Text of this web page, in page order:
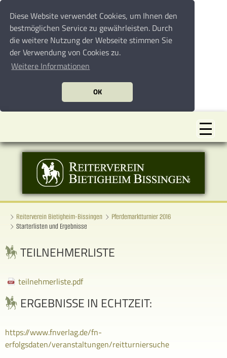
Diese Website verwendet Cookies, um Ihnen den
bestmöglichen Service zu gewährleisten. Durch
die weitere Nutzung der Webseite stimmen Sie
der Verwendung von Cookies zu.
Weitere Informationen
OK
Reiterverein Bietigheim-Bissingen
Pferdemarktturnier 2016
Starterlisten und Ergebnisse
TEILNEHMERLISTE
teilnehmerliste.pdf
ERGEBNISSE IN ECHTZEIT:
https://www.fnverlag.de/fn-
erfolgsdaten/veranstaltungen/reitturniersuche